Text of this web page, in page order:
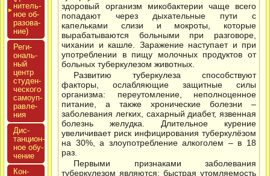
ни­тель­
ное об­
ра­зова­
ние)
Реги­
ональ­
ный
центр
сту­ден­
ческо­го
са­мо­уп­
равле­
ния
Дис­
танци­он­
ное обу­
чение
Кон­
здоровый организм микобактерии чаще всего
попадают через дыхательные пути с
капельками слизи и мокроты, которые
вырабатываются больными при разговоре,
чихании и кашле. Заражение наступает и при
употреблении в пищу молочных продуктов от
больных туберкулезом животных.
Развитию туберкулеза способствуют
факторы, ослабляющие защитные силы
организма: переутомление, неполноценное
питание, а также хронические болезни –
заболевания легких, сахарный диабет, язвенная
болезнь желудка. Длительное курение
увеличивает риск инфицирования туберкулёзом
на 30%, а злоупотребление алкоголем – в 18
раз.
Первыми признаками заболевания
туберкулезом являются: быстрая утомляемость